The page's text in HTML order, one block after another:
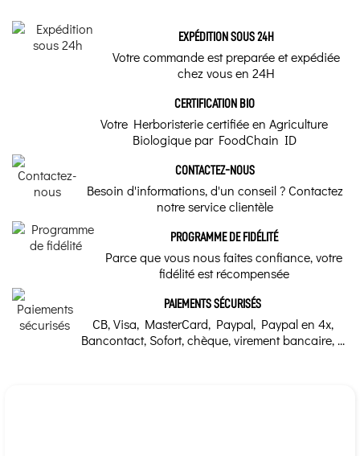
EXPÉDITION SOUS 24H
Votre commande est preparée et expédiée
chez vous en 24H
CERTIFICATION BIO
Votre Herboristerie certifiée en Agriculture
Biologique par FoodChain ID
CONTACTEZ-NOUS
Besoin d'informations, d'un conseil ? Contactez
notre service clientèle
PROGRAMME DE FIDÉLITÉ
Parce que vous nous faites confiance, votre
fidélité est récompensée
PAIEMENTS SÉCURISÉS
CB, Visa, MasterCard, Paypal, Paypal en 4x,
Bancontact, Sofort, chèque, virement bancaire, ...